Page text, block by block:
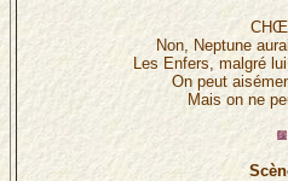
Non, Neptune
Les Enfers, malgré
On peut
Mais on ne